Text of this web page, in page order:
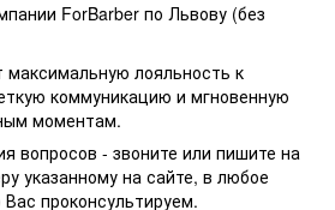
ForBarber по Львову (без
максимальную лояльность к
коммуникацию и мгновенную
моментам.
вопросов - звоните или пишите на
указанному на сайте, в любое
проконсультируем.